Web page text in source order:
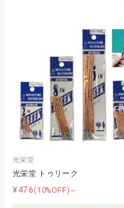
光栄堂
光栄堂 トゥリーク
¥476(10%OFF)～